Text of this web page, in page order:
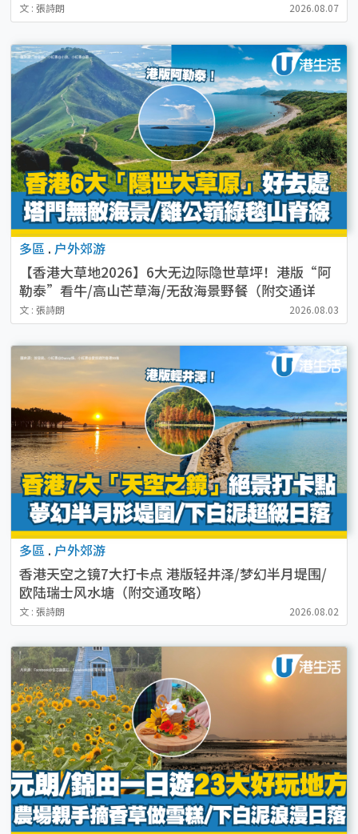
文 : 張詩朗 2026.08.07
多區 . 户外郊游
【香港大草地2026】6大无边际隐世草坪！港版“阿
勒泰”看牛/高山芒草海/无敌海景野餐（附交通详
情）
文 : 張詩朗 2026.08.03
多區 . 户外郊游
香港天空之镜7大打卡点 港版轻井泽/梦幻半月堤围/
欧陆瑞士风水塘（附交通攻略）
文 : 張詩朗 2026.08.02